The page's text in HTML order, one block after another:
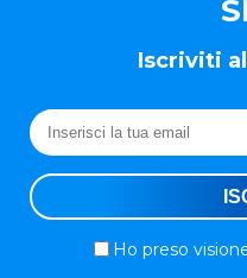
Iscriviti
Ho preso